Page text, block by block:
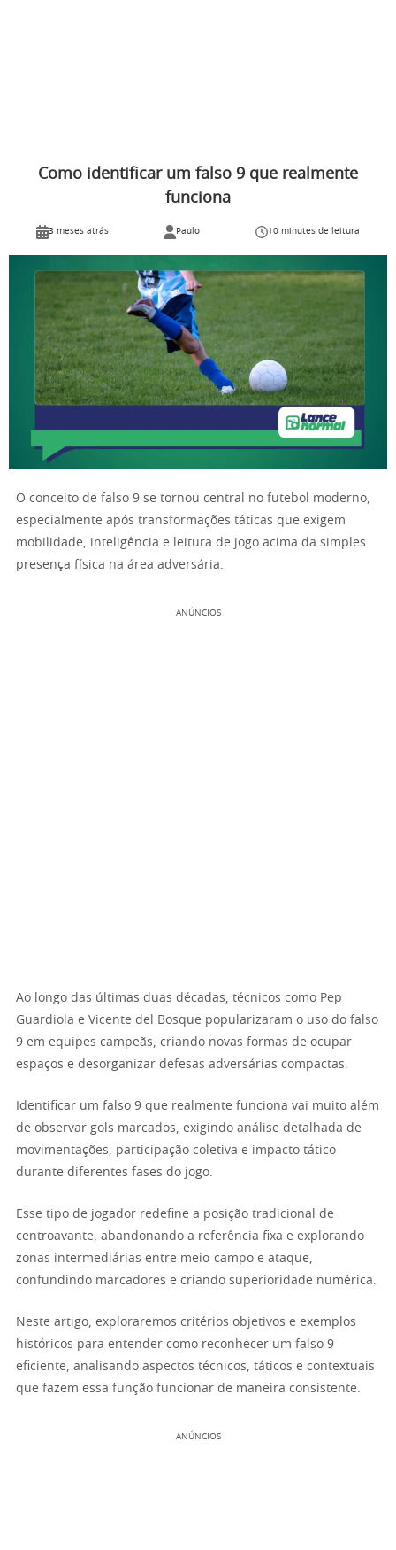
Como identificar um falso 9 que realmente
funciona
3 meses atrás Paulo 10 minutes de leitura
O conceito de falso 9 se tornou central no futebol moderno,
especialmente após transformações táticas que exigem
mobilidade, inteligência e leitura de jogo acima da simples
presença física na área adversária.
ANÚNCIOS
Ao longo das últimas duas décadas, técnicos como Pep
Guardiola e Vicente del Bosque popularizaram o uso do falso
9 em equipes campeãs, criando novas formas de ocupar
espaços e desorganizar defesas adversárias compactas.
Identificar um falso 9 que realmente funciona vai muito além
de observar gols marcados, exigindo análise detalhada de
movimentações, participação coletiva e impacto tático
durante diferentes fases do jogo.
Esse tipo de jogador redefine a posição tradicional de
centroavante, abandonando a referência fixa e explorando
zonas intermediárias entre meio-campo e ataque,
confundindo marcadores e criando superioridade numérica.
Neste artigo, exploraremos critérios objetivos e exemplos
históricos para entender como reconhecer um falso 9
eficiente, analisando aspectos técnicos, táticos e contextuais
que fazem essa função funcionar de maneira consistente.
ANÚNCIOS